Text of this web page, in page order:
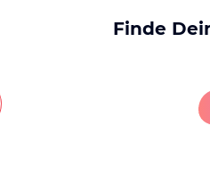
Finde